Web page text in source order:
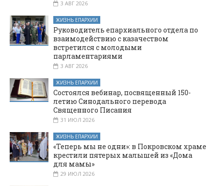
3 АВГ 2026
ЖИЗНЬ ЕПАРХИИ
Руководитель епархиального отдела по
взаимодействию с казачеством
встретился с молодыми
парламентариями
3 АВГ 2026
ЖИЗНЬ ЕПАРХИИ
Состоялся вебинар, посвященный 150-
летию Синодального перевода
Священного Писания
31 ИЮЛ 2026
ЖИЗНЬ ЕПАРХИИ
«Теперь мы не одни»: в Покровском храме
крестили пятерых малышей из «Дома
для мамы»
29 ИЮЛ 2026